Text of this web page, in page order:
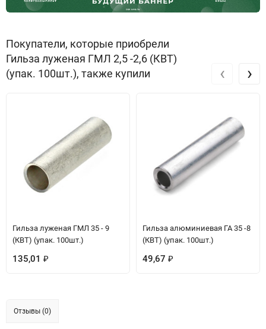
Покупатели, которые приобрели
Гильза луженая ГМЛ 2,5 -2,6 (КВТ)
(упак. 100шт.), также купили
Гильза луженая ГМЛ 35 - 9
(КВТ) (упак. 100шт.)
135,01 ₽
Гильза алюминиевая ГА 35 -8
(КВТ) (упак. 100шт.)
49,67 ₽
‹ ›
Отзывы (0)